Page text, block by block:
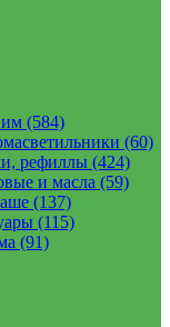
(584)
(60)
рефиллы (424)
и масла (59)
(137)
(115)
(91)